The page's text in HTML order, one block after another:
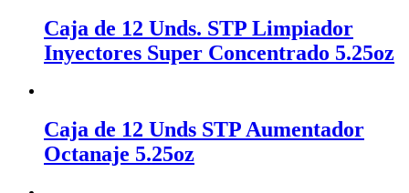
Caja de 12 Unds. STP Limpiador
Inyectores Super Concentrado 5.25oz
Caja de 12 Unds STP Aumentador
Octanaje 5.25oz